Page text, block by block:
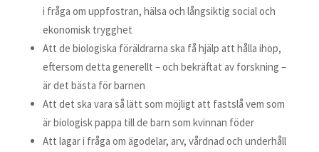
i fråga om uppfostran, hälsa och långsiktig social och
ekonomisk trygghet
Att de biologiska föräldrarna ska få hjälp att hålla ihop,
eftersom detta generellt – och bekräftat av forskning –
är det bästa för barnen
Att det ska vara så lätt som möjligt att fastslå vem som
är biologisk pappa till de barn som kvinnan föder
Att lagar i fråga om ägodelar, arv, vårdnad och underhåll